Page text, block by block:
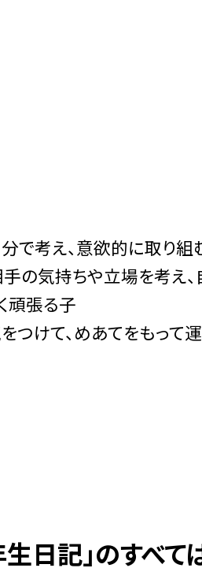
分で考え、意欲的に取り組
手の気持ちや立場を考え
頑張る子
つけて、めあてをもって
生日記」のすべ